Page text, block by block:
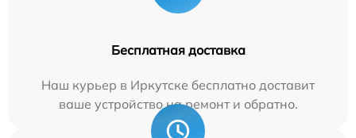
Бесплатная доставка
Наш курьер в Иркутске бесплатно доставит
ваше устройство на ремонт и обратно.